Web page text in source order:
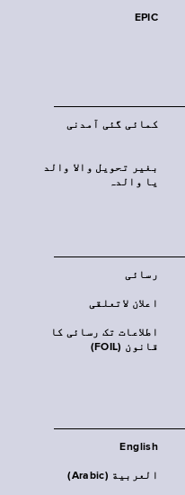
EPIC
کمائی گئی آمدنی
بغیر تحویل والا والد
یا والدہ
رسائی
اعلان لاتعلقی
اطلاعات تک رسائی کا
قانون (FOIL)
English
العربية (Arabic)